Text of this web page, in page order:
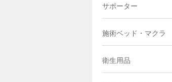
サポーター
施術ベッド・マクラ
衛生用品